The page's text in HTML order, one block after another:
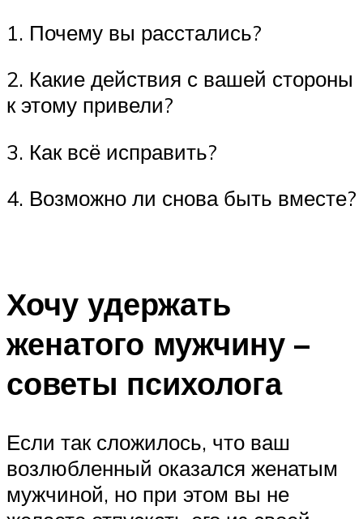
1. Почему вы расстались?
2. Какие действия с вашей стороны
к этому привели?
3. Как всё исправить?
4. Возможно ли снова быть вместе?
Хочу удержать
женатого мужчину –
советы психолога
Если так сложилось, что ваш
возлюбленный оказался женатым
мужчиной, но при этом вы не